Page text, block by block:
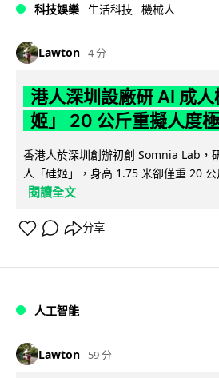
科技娛樂 生活科技 機械人
Lawton 4 分
港人深圳設廠研 AI 成
姬」 20 公斤重擬人度
香港人於深圳創辦初創 Somnia Lab，
人「硅姬」，身高 1.75 米卻僅重 20
閱讀全文
分享
人工智能
Lawton 59 分